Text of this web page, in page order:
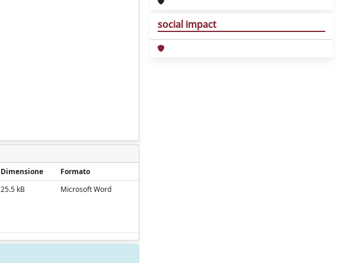
Dimensione
Formato
25.5 kB Microsoft Word
social impact